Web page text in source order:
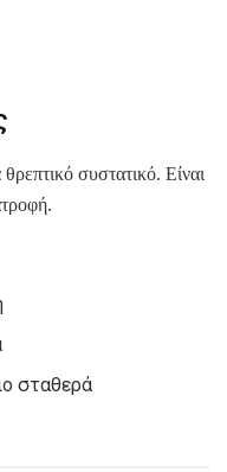
συστατικό. Είναι
σταθερά